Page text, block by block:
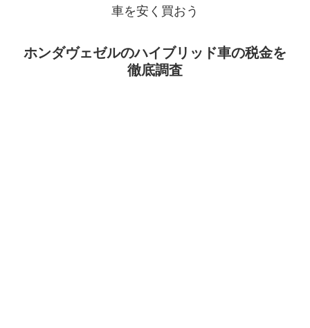
車を安く買おう
ホンダヴェゼルのハイブリッド車の税金を
徹底調査